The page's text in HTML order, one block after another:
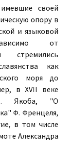
своей
опору в
и языковой
от
стремились
как
моря до
в XVII веке
Якоба, "О
Ф. Френцеля,
в том числе
Александра